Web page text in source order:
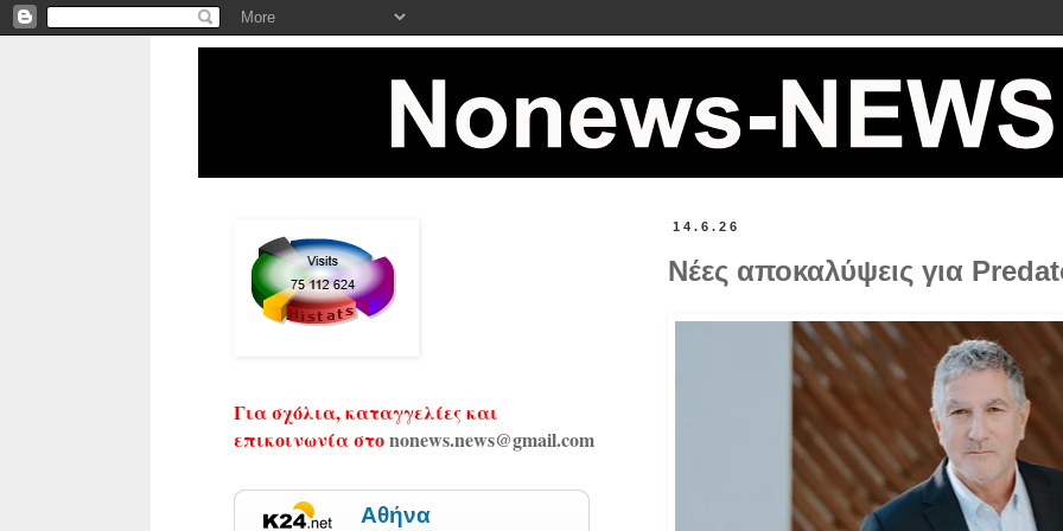
14.6.26
Νέες αποκαλύψεις για
Για σχόλια, καταγγελίες και
επικοινωνία στοnonews.news@gmail.com